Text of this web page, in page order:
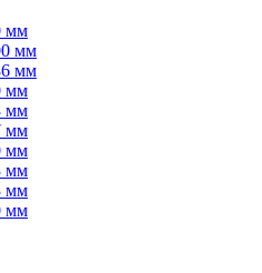
мм
мм
мм
мм
мм
мм
мм
мм
мм
мм